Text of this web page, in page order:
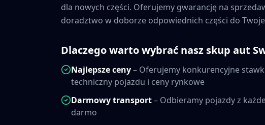
dla nowych części. Oferujemy gwarancję na
doradztwo w doborze odpowiednich części do
Dlaczego warto wybrać nasz skup aut
Najlepsze ceny– Oferujemy konkurencyjne
techniczny pojazdu i ceny rynkowe
Darmowy transport– Odbieramy pojazdy z
darmo